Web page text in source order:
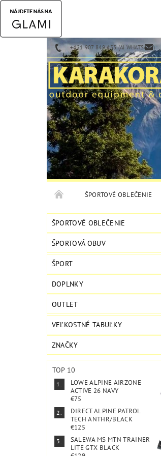
+421 907 849 453 (AJ WHATSAPP)
ŠPORTOVÉ OBLEČENIE
ŠPORTOVÉ OBLEČENIE
ŠPORTOVÁ OBUV
ŠPORT
DOPLNKY
OUTLET
VEĽKOSTNÉ TABUĽKY
ZNAČKY
TOP 10
LOWE ALPINE AIRZONE
ACTIVE 26 NAVY
€75
DIRECT ALPINE PATROL
TECH ANTHR/BLACK
€125
SALEWA MS MTN TRAINER
LITE GTX BLACK